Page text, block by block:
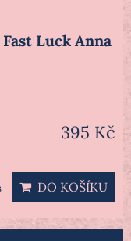
Luck Anna
395 Kč
DO KOŠÍKU